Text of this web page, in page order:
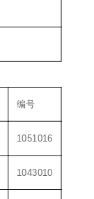
编号
1051016
1043010